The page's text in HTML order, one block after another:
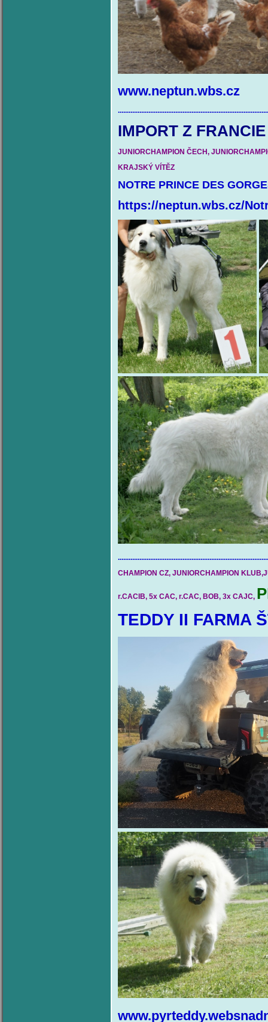
www.neptun.wbs.cz
IMPORT Z
JUNIORCHAMPION ČECH,
KRAJSKÝ VÍTĚZ
NOTRE PRINCE DES
https://neptun.wbs.cz/
CHAMPION CZ, JUNIORCHAMPION
r.CACIB, 5x CAC, r.CAC, BOB, 3x CAJC,
TEDDY II FARMA